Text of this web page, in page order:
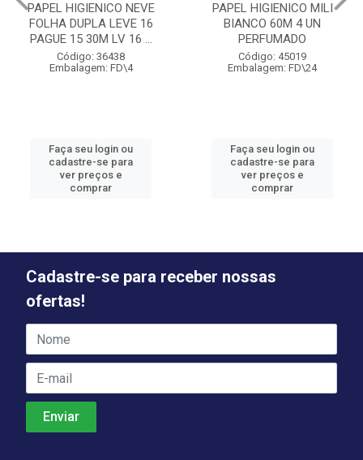
PAPEL HIGIENICO NEVE
FOLHA DUPLA LEVE 16
PAGUE 15 30M LV 16 ...
Código: 36438
Embalagem: FD\4
Faça seu login ou
cadastre-se para
ver preços e
comprar
PAPEL HIGIENICO MILI
BIANCO 60M 4 UN
PERFUMADO
Código: 45019
Embalagem: FD\24
Faça seu login ou
cadastre-se para
ver preços e
comprar
Cadastre-se para receber nossas
ofertas!